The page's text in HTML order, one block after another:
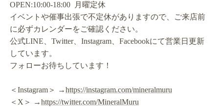
OPEN:10:00-18:00 月曜定休
イベントや催事出張で不定休がありますので、ご来店前
に必ずカレンダーをご確認ください。
公式LINE、Twitter、Instagram、Facebookにて営業日更新
しています。
フォローお待ちしています！
＜Instagram＞ →https://instagram.com/mineralmuru
＜X＞ →https://twitter.com/MineralMuru